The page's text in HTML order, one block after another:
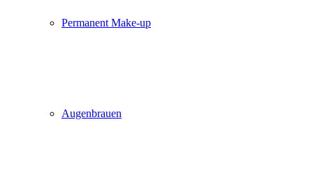
Permanent Make-up
Augenbrauen